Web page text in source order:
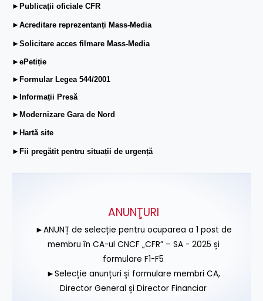
►Publicații oficiale CFR
►Acreditare reprezentanți Mass-Media
►Solicitare acces filmare Mass-Media
►ePetiție
►Formular Legea 544/2001
►Informații Presă
►Modernizare Gara de Nord
►Hartă site
►Fii pregătit pentru situații de urgență
ANUNŢURI
►ANUNȚ de selecție pentru ocuparea a 1 post de
membru în CA-ul CNCF „CFR” – SA - 2025 și
formulare F1-F5
►Selecție anunțuri și formulare membri CA,
Director General și Director Financiar